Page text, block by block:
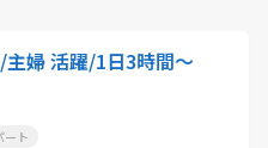
婦 活躍/1日3時間～
ート